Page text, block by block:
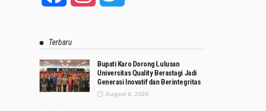
Terbaru
Bupati Karo Dorong Lulusan
Universitas Quality Berastagi Jadi
Generasi Inovatif dan Berintegritas
August 6, 2026